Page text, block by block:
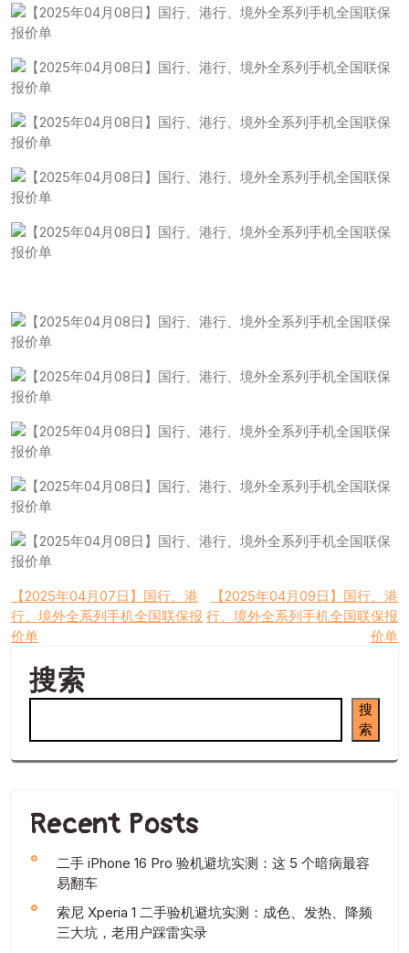
文
章
导
【2025年04月07日】国行、港
行、境外全系列手机全国联保报
【2025年04月09日】国行、港
行、境外全系列手机全国联保报
搜索
搜
Recent Posts
二手 iPhone 16 Pro 验机避坑实测：这 5 个暗病最容
易翻车
索尼 Xperia 1 二手验机避坑实测：成色、发热、降频